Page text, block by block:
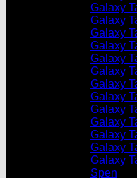
Galaxy
Galaxy
Galaxy
Galaxy
Galaxy
Galaxy
Galaxy
Galaxy
Galaxy
Galaxy
Galaxy
Galaxy
Galaxy
Spen